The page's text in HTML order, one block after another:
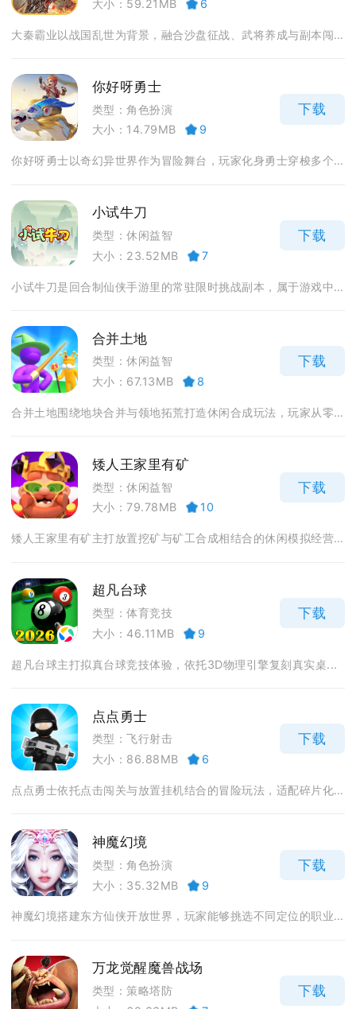
大小：59.21MB 6
大秦霸业以战国乱世为背景，融合沙盘征战、武将养成与副本闯...
你好呀勇士
类型：角色扮演
大小：14.79MB
9
下载
你好呀勇士以奇幻异世界作为冒险舞台，玩家化身勇士穿梭多个...
小试牛刀
类型：休闲益智
大小：23.52MB
7
下载
小试牛刀是回合制仙侠手游里的常驻限时挑战副本，属于游戏中...
合并土地
类型：休闲益智
大小：67.13MB
8
下载
合并土地围绕地块合并与领地拓荒打造休闲合成玩法，玩家从零...
矮人王家里有矿
类型：休闲益智
大小：79.78MB
10
下载
矮人王家里有矿主打放置挖矿与矿工合成相结合的休闲模拟经营...
超凡台球
类型：体育竞技
大小：46.11MB
9
下载
超凡台球主打拟真台球竞技体验，依托3D物理引擎复刻真实桌...
点点勇士
类型：飞行射击
大小：86.88MB
6
下载
点点勇士依托点击闯关与放置挂机结合的冒险玩法，适配碎片化...
神魔幻境
类型：角色扮演
大小：35.32MB
9
下载
神魔幻境搭建东方仙侠开放世界，玩家能够挑选不同定位的职业...
万龙觉醒魔兽战场
类型：策略塔防
下载